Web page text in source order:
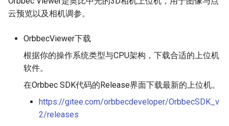
Gemini335连接与USB规则配
USB基础知识与注意事项
上位机使用说明
上位机使用说明
🔒 安装Python依赖-Windows
🔒 安装Python依赖-Ubuntu
🔒 相机固件下载与升级
🔒 安装pyorbbecsdk-Ubuntu
🔒 彩图分辨率设置与读取
🔒 深度图分辨率设置与读取
🔒 读取相机内参
🔒 像素坐标转换为三维坐标
🔒 彩图与深度转化为Open3D
彩色点云
🔒 深度图获取与动态更新
🔒 彩图与深度图生成点云与动
🔒 深度图生成点云与动态更新
面的表达式
🔒 体素法向量估计
🔒 体素下采样
🔒 盒子上表面中心点+盒子高
🔒 KDTree体素最近邻检索
🔒 ArucoTag检测与位姿估计
(2D版)
🔒 ArucoTag检测与位姿估计
(3D版)
🔒 YoloV8目标检测与定位
(Gemini2)
🔒 人体特征点检测
🔒 Open3D编译与安装
(Ubuntu22.04)
🔒 Gemini335多机数据同步
🔒 pyorbbecksdk源码编译
(Windows)
🔒 pyorbbecsdk源码编译
云预览以及相机调参。
OrbbecViewer下载
根据你的操作系统类型与CPU架构，下载合适的上位机
软件。
在Orbbec SDK代码的Release界面下载最新的上位机。
https://gitee.com/orbbecdeveloper/OrbbecSDK_v
2/releases